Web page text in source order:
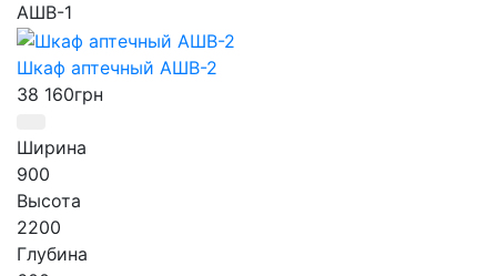
АШВ-1
Шкаф аптечный АШВ-2
38 160грн
Ширина
900
Высота
2200
Глубина